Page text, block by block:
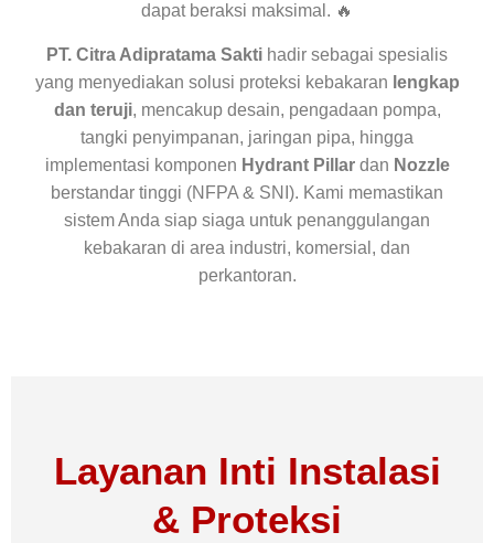
dapat beraksi maksimal. 🔥
PT. Citra Adipratama Sakti hadir sebagai spesialis
yang menyediakan solusi proteksi kebakaran lengkap
dan teruji, mencakup desain, pengadaan pompa,
tangki penyimpanan, jaringan pipa, hingga
implementasi komponen Hydrant Pillardan Nozzle
berstandar tinggi (NFPA & SNI). Kami memastikan
sistem Anda siap siaga untuk penanggulangan
kebakaran di area industri, komersial, dan
perkantoran.
Layanan Inti Instalasi
& Proteksi